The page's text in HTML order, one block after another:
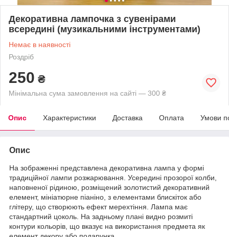
Декоративна лампочка з сувенірами
всередині (музикальними інструментами)
Немає в наявності
Роздріб
250 ₴
Мінімальна сума замовлення на сайті — 300 ₴
Опис Характеристики Доставка Оплата Умови
Опис
На зображенні представлена декоративна лампа у формі
традиційної лампи розжарювання. Усередині прозорої колби,
наповненої рідиною, розміщений золотистий декоративний
елемент, мініатюрне піаніно, з елементами блискіток або
глітеру, що створюють ефект мерехтіння. Лампа має
стандартний цоколь. На задньому плані видно розмиті
контури кольорів, що вказує на використання предмета як